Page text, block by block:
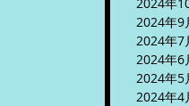
2024年9
2024年7
2024年6
2024年5
2024年4